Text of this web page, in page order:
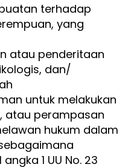
terhadap
yang
atau penderitaan
dan/
untuk melakukan
atau perampasan
hukum dalam
1 UU No. 23